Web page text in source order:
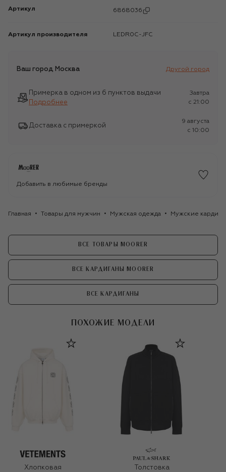
Артикул 6868036
Артикул производителя LEDR0C-JFC
Ваш город Москва Другой город
Примерка в одном из 6 пунктов выдачи
Подробнее
Завтра
c 21:00
Доставка с примеркой
9 августа
c 10:00
Добавить в любимые бренды
Главная Товары для мужчин Мужская одежда Мужские
ВСЕ ТОВАРЫ MOORER
ВСЕ КАРДИГАНЫ MOORER
ВСЕ КАРДИГАНЫ
ПОХОЖИЕ МОДЕЛИ
Хлопковая Толстовка